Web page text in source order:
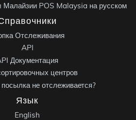
POS Malaysia на русском
Отслеживания
API
Документация
центров
не отслеживается?
Язык
English